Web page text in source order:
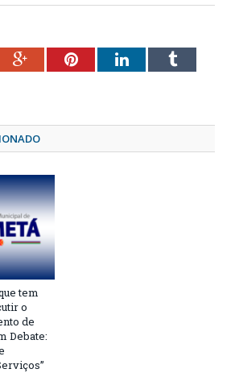
Google+PinterestLinkedInTumblr
tem
o
de
Debate: